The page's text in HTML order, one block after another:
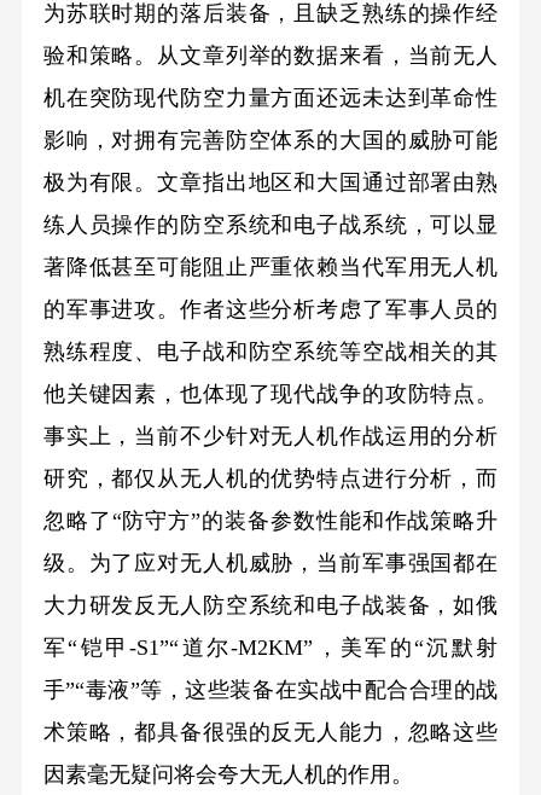
为苏联时期的落后装备，且缺乏熟练的操作经
验和策略。从文章列举的数据来看，当前无人
机在突防现代防空力量方面还远未达到革命性
影响，对拥有完善防空体系的大国的威胁可能
极为有限。文章指出地区和大国通过部署由熟
练人员操作的防空系统和电子战系统，可以显
著降低甚至可能阻止严重依赖当代军用无人机
的军事进攻。作者这些分析考虑了军事人员的
熟练程度、电子战和防空系统等空战相关的其
他关键因素，也体现了现代战争的攻防特点。
事实上，当前不少针对无人机作战运用的分析
研究，都仅从无人机的优势特点进行分析，而
忽略了“防守方”的装备参数性能和作战策略升
级。为了应对无人机威胁，当前军事强国都在
大力研发反无人防空系统和电子战装备，如俄
军“铠甲-S1”“道尔-M2KM”，美军的“沉默射
手”“毒液”等，这些装备在实战中配合合理的战
术策略，都具备很强的反无人能力，忽略这些
因素毫无疑问将会夸大无人机的作用。